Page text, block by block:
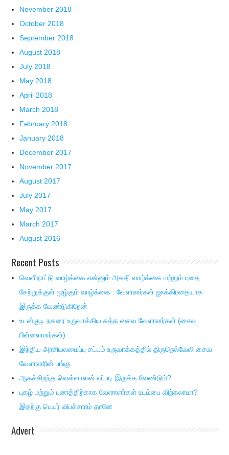
November 2018
October 2018
September 2018
August 2018
July 2018
May 2018
April 2018
March 2018
February 2018
January 2018
December 2017
November 2017
August 2017
July 2017
May 2017
March 2017
August 2016
Recent Posts
வெளிநாட்டு வாழ்க்கை என்னும் அகதி வாழ்க்கை மற்றும் புதை
சேற்றுக்குள் மூழ்கும் வாழ்க்கை : வேளாளர்கள் ஜாக்கிரதையாக
இருக்க வேண்டுகிறேன்
உடன்குடி நகரை உருவாக்கிய சுத்த சைவ வேளாளர்கள் (சைவ
பிள்ளைமார்கள்) :
இந்திய அரசியலமைப்பு சட்டம் உருவாக்கத்தில் திருநெல்வேலி சைவ
வேளாளரின் பங்கு
ஆகச்சிறந்த வெள்ளாளன் எப்படி இருக்க வேண்டும்?
புகழ் மற்றும் பணத்திற்காக வேளாளர்கள் உடம்பை விற்கலாமா?
இதற்கு பெயர் விபச்சாரம் தானே
Advert